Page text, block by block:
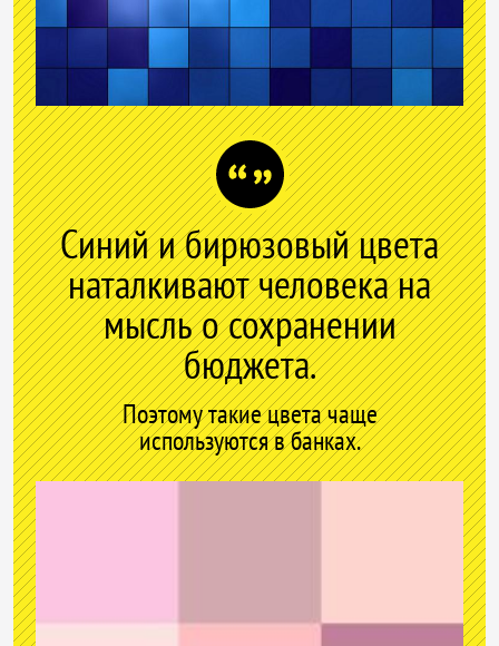
Синий и бирюзовый цвета
наталкивают человека на
мысль о сохранении
бюджета.
Поэтому такие цвета чаще
используются в банках.